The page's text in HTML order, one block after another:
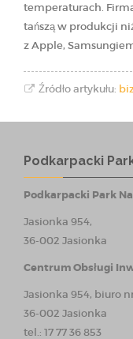
temperaturach.
tańszą w produkcji
z Apple,
Źródło artykułu:
Podkarpacki
Podkarpacki Park
Jasionka 954,
36-002 Jasionka
Centrum Obsługi
Jasionka 954, biuro nr
36-002 Jasionka
tel.: 17 77 36 853